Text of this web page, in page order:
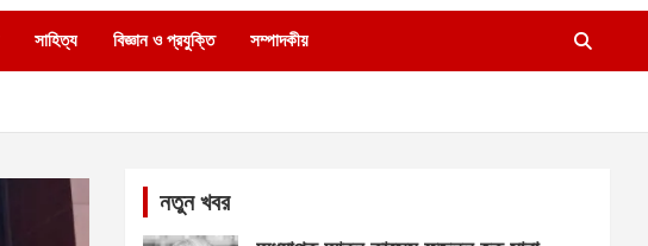
সাহিত্য বিজ্ঞান ও প্রযুক্তি সম্পাদকীয়
নতুন খবর